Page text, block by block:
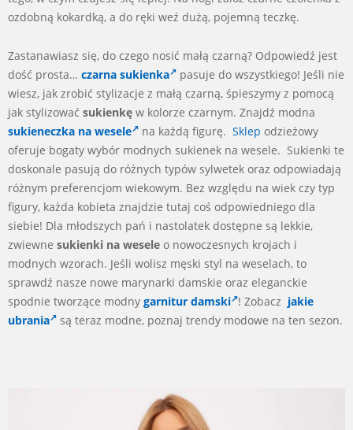
ozdobną kokardką, a do ręki weź dużą, pojemną teczkę.
Zastanawiasz się, do czego nosić małą czarną? Odpowiedź jest
dość prosta… czarna sukienka
pasuje do wszystkiego! Jeśli nie
wiesz, jak zrobić stylizacje z małą czarną, śpieszymy z pomocą
jak stylizować sukienkę w kolorze czarnym. Znajdź modna
sukieneczka na wesele
na każdą figurę. Sklep odzieżowy
oferuje bogaty wybór modnych sukienek na wesele. Sukienki te
doskonale pasują do różnych typów sylwetek oraz odpowiadają
różnym preferencjom wiekowym. Bez względu na wiek czy typ
figury, każda kobieta znajdzie tutaj coś odpowiedniego dla
siebie! Dla młodszych pań i nastolatek dostępne są lekkie,
zwiewne sukienki na wesele o nowoczesnych krojach i
modnych wzorach. Jeśli wolisz męski styl na weselach, to
sprawdź nasze nowe marynarki damskie oraz eleganckie
spodnie tworzące modny garnitur damski ! Zobacz jakie
ubrania
są teraz modne, poznaj trendy modowe na ten sezon.